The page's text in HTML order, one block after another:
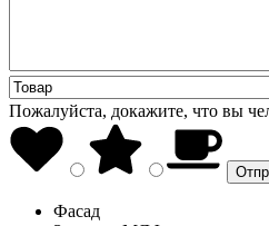
Пожалуйста, докажите, что вы
Фасад